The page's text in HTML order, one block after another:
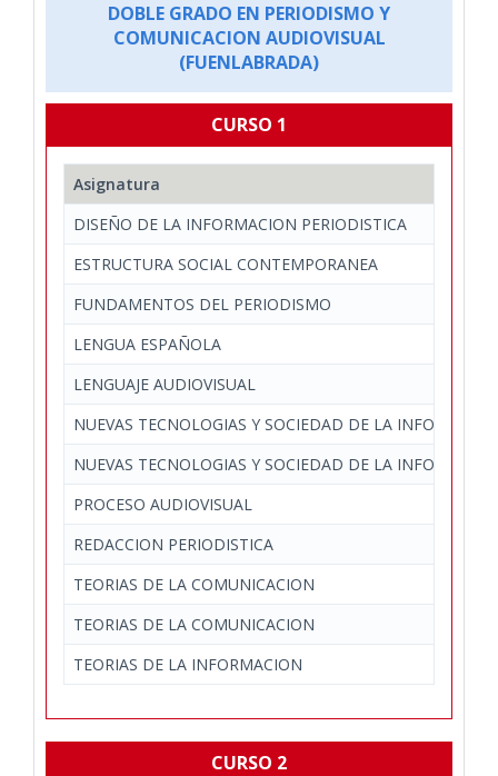
DOBLE GRADO EN PERIODISMO Y
COMUNICACION AUDIOVISUAL
(FUENLABRADA)
CURSO 1
Asignatura
DISEÑO DE LA INFORMACION PERIODISTICA
ESTRUCTURA SOCIAL CONTEMPORANEA
FUNDAMENTOS DEL PERIODISMO
LENGUA ESPAÑOLA
LENGUAJE AUDIOVISUAL
NUEVAS TECNOLOGIAS Y SOCIEDAD DE LA
NUEVAS TECNOLOGIAS Y SOCIEDAD DE LA
PROCESO AUDIOVISUAL
REDACCION PERIODISTICA
TEORIAS DE LA COMUNICACION
TEORIAS DE LA COMUNICACION
TEORIAS DE LA INFORMACION
CURSO 2